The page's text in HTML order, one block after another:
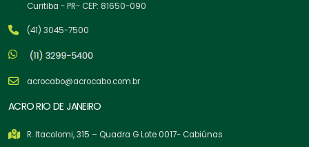
Curitiba - PR- CEP: 81650-090
(41) 3045-7500
acrocabo@acrocabo.com.br
ACRO RIO DE JANEIRO
R. Itacolomi, 315 – Quadra G Lote 0017- Cabiúnas